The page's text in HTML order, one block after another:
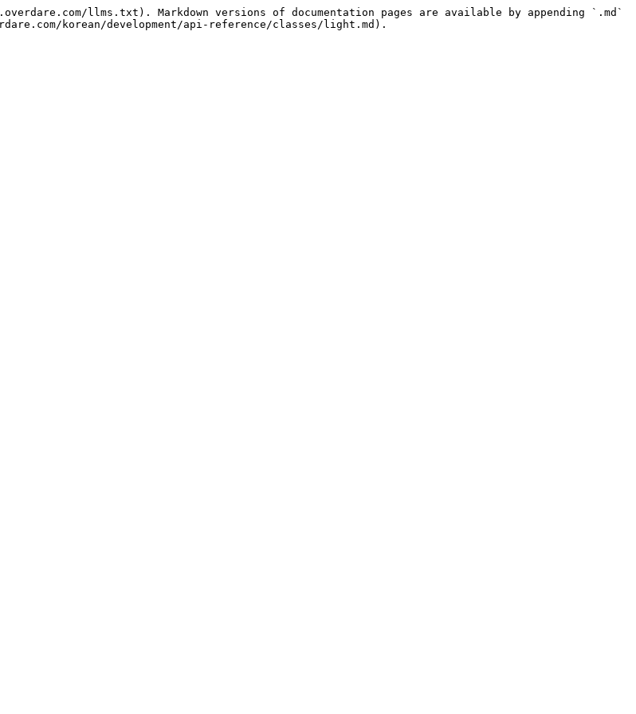
llms.txt). Markdown versions of documentation pages are available by appending `.md`
korean/development/api-reference/classes/light.md).